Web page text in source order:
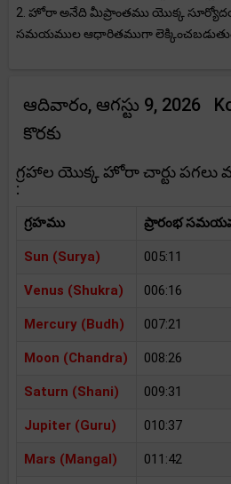
2. హోరా అనేది మీప్రాంతము యొక్క
సమయముల ఆధారితముగా
ఆదివారం, ఆగస్టు 9, 2026
కొరకు
గ్రహాల యొక్క హోరా చార్టు
:
గ్రహము ప్రారంభ
Sun (Surya) 005:11
Venus (Shukra) 006:16
Mercury (Budh) 007:21
Moon (Chandra) 008:26
Saturn (Shani) 009:31
Jupiter (Guru) 010:37
Mars (Mangal) 011:42